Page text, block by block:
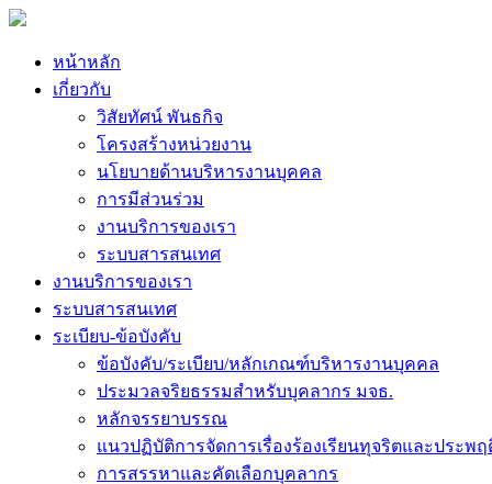
หน้าหลัก
เกี่ยวกับ
วิสัยทัศน์ พันธกิจ
โครงสร้างหน่วยงาน
นโยบายด้านบริหารงานบุคคล
การมีส่วนร่วม
งานบริการของเรา
ระบบสารสนเทศ
งานบริการของเรา
ระบบสารสนเทศ
ระเบียบ-ข้อบังคับ
ข้อบังคับ/ระเบียบ/หลักเกณฑ์บริหารงานบุคคล
ประมวลจริยธรรมสำหรับบุคลากร มจธ.
หลักจรรยาบรรณ
แนวปฏิบัติการจัดการเรื่องร้องเรียนทุจริตและประพ
การสรรหาและคัดเลือกบุคลากร